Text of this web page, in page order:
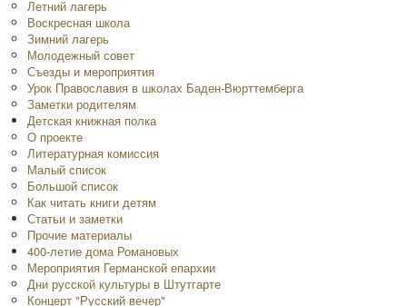
Летний лагерь
Воскресная школа
Зимний лагерь
Молодежный совет
Съезды и мероприятия
Урок Православия в школах Баден-Вюрттемберга
Заметки родителям
Детская книжная полка
O проекте
Литературная комиссия
Малый список
Большой список
Как читать книги детям
Статьи и заметки
Прочие материалы
400-летие дома Романовых
Мероприятия Германской епархии
Дни русской культуры в Штутгарте
Концерт "Русский вечер"